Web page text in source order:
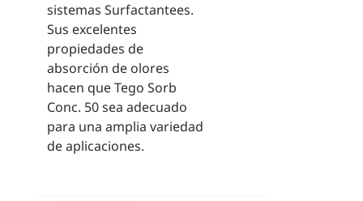
sistemas Surfactantees.
Sus excelentes
propiedades de
absorción de olores
hacen que Tego Sorb
Conc. 50 sea adecuado
para una amplia variedad
de aplicaciones.